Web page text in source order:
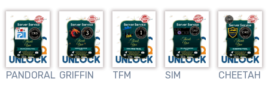
PANDORAL GRIFFIN
TFM
SIM
CHEETAH